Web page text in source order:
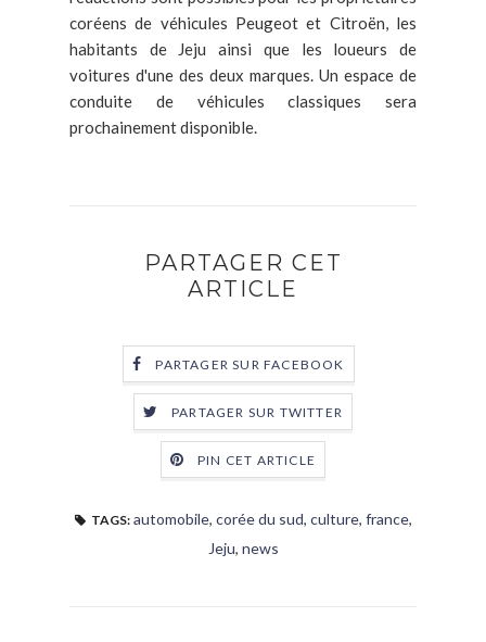
coréens de véhicules Peugeot et Citroën, les
habitants de Jeju ainsi que les loueurs de
voitures d'une des deux marques. Un espace de
conduite de véhicules classiques sera
prochainement disponible.
PARTAGER CET
ARTICLE
PARTAGER SUR FACEBOOK
PARTAGER SUR TWITTER
PIN CET ARTICLE
TAGS: automobile, corée du sud, culture, france,
Jeju, news